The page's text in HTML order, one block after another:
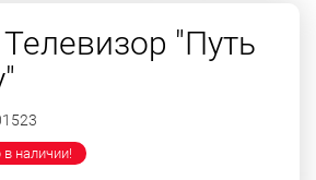
"Путь
наличии!